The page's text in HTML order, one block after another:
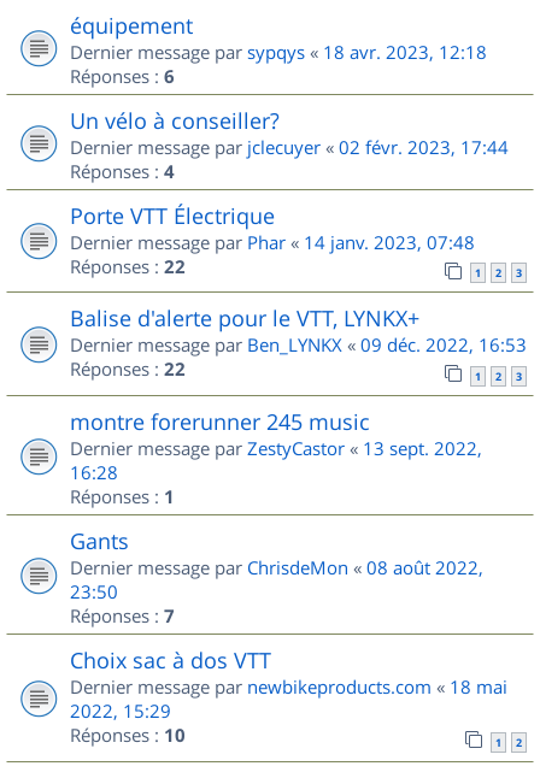
équipement
Dernier message par sypqys « 18 avr. 2023, 12:18
Réponses : 6
Un vélo à conseiller?
Dernier message par jclecuyer « 02 févr. 2023, 17:44
Réponses : 4
Porte VTT Électrique
Dernier message par Phar « 14 janv. 2023, 07:48
Réponses : 22 1 2 3
Balise d'alerte pour le VTT, LYNKX+
Dernier message par Ben_LYNKX « 09 déc. 2022, 16:53
Réponses : 22 1 2 3
montre forerunner 245 music
Dernier message par ZestyCastor « 13 sept. 2022,
16:28
Réponses : 1
Gants
Dernier message par ChrisdeMon « 08 août 2022,
23:50
Réponses : 7
Choix sac à dos VTT
Dernier message par newbikeproducts.com « 18 mai
2022, 15:29
Réponses : 10 1 2